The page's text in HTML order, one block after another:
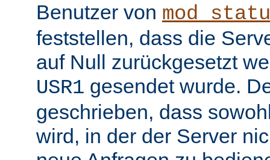
Benutzer von
feststellen, dass die
auf Null zurückgesetzt
USR1 gesendet wurde.
geschrieben, dass
wird, in der der Server